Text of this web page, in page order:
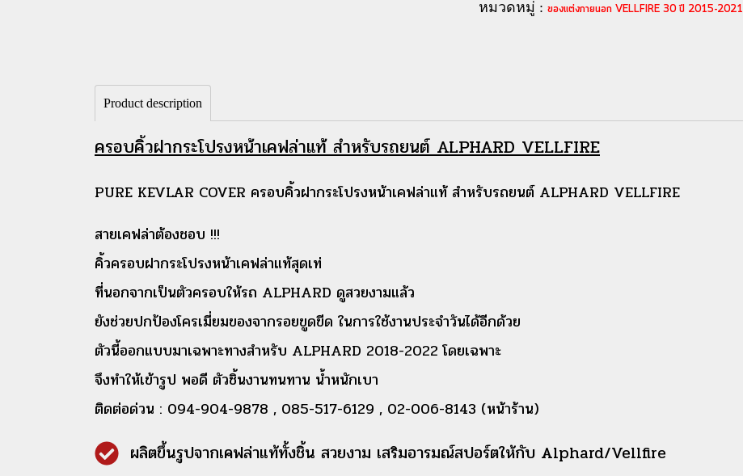
หมวดหมู่ : ของแต่งภายนอก VELLFIRE 30 ปี 2015-2021
Product description
ครอบคิ้วฝากระโปรงหน้าเคฟล่าแท้ สำหรับรถยนต์ ALPHARD VELLFIRE
PURE KEVLAR COVER ครอบคิ้วฝากระโปรงหน้าเคฟล่าแท้ สำหรับรถยนต์ ALPHARD VELLFIRE
สายเคฟล่าต้องชอบ !!!
คิ้วครอบฝากระโปรงหน้าเคฟล่าแท้สุดเท่
ที่นอกจากเป็นตัวครอบให้รถ ALPHARD ดูสวยงามแล้ว
ยังช่วยปกป้องโครเมี่ยมของจากรอยขูดขีด ในการใช้งานประจำวันได้อีกด้วย
ตัวนี้ออกแบบมาเฉพาะทางสำหรับ ALPHARD 2018-2022 โดยเฉพาะ
จึงทำให้เข้ารูป พอดี ตัวชิ้นงานทนทาน น้ำหนักเบา
ติดต่อด่วน : 094-904-9878 , 085-517-6129 , 02-006-8143 (หน้าร้าน)
ผลิตขึ้นรูปจากเคฟล่าแท้ทั้งชิ้น สวยงาม เสริมอารมณ์สปอร์ตให้กับ Alphard/Vellfire